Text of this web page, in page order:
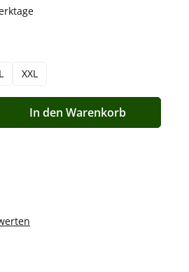
XXL
den gewünschten Wert ein oder
In den Warenkorb